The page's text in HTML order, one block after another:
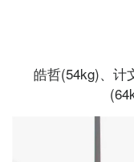
皓哲(54kg)、计